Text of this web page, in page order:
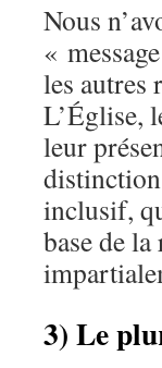
Nous
«
les autres
L’Église,
leur
inclusif,
base de
3) Le